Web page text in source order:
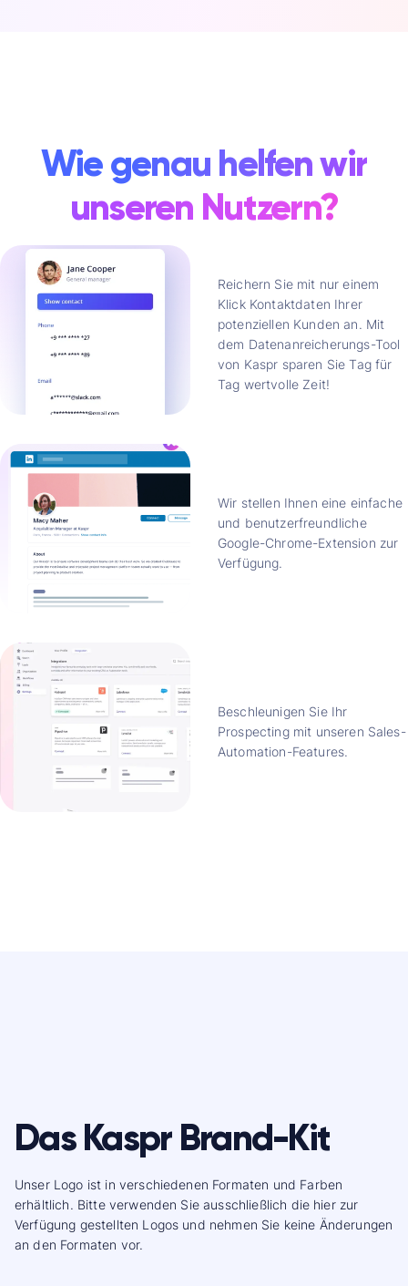
Wie genau helfen wir
unseren Nutzern?
Reichern Sie mit nur einem
Klick Kontaktdaten Ihrer
potenziellen Kunden an. Mit
dem Datenanreicherungs-Tool
von Kaspr sparen Sie Tag für
Tag wertvolle Zeit!
Wir stellen Ihnen eine einfache
und benutzerfreundliche
Google-Chrome-Extension zur
Verfügung.
Beschleunigen Sie Ihr
Prospecting mit unseren Sales-
Automation-Features.
Das Kaspr Brand-Kit
Unser Logo ist in verschiedenen Formaten und Farben
erhältlich. Bitte verwenden Sie ausschließlich die hier zur
Verfügung gestellten Logos und nehmen Sie keine Änderungen
an den Formaten vor.